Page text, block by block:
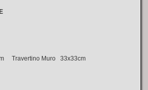
Muro 33x33cm